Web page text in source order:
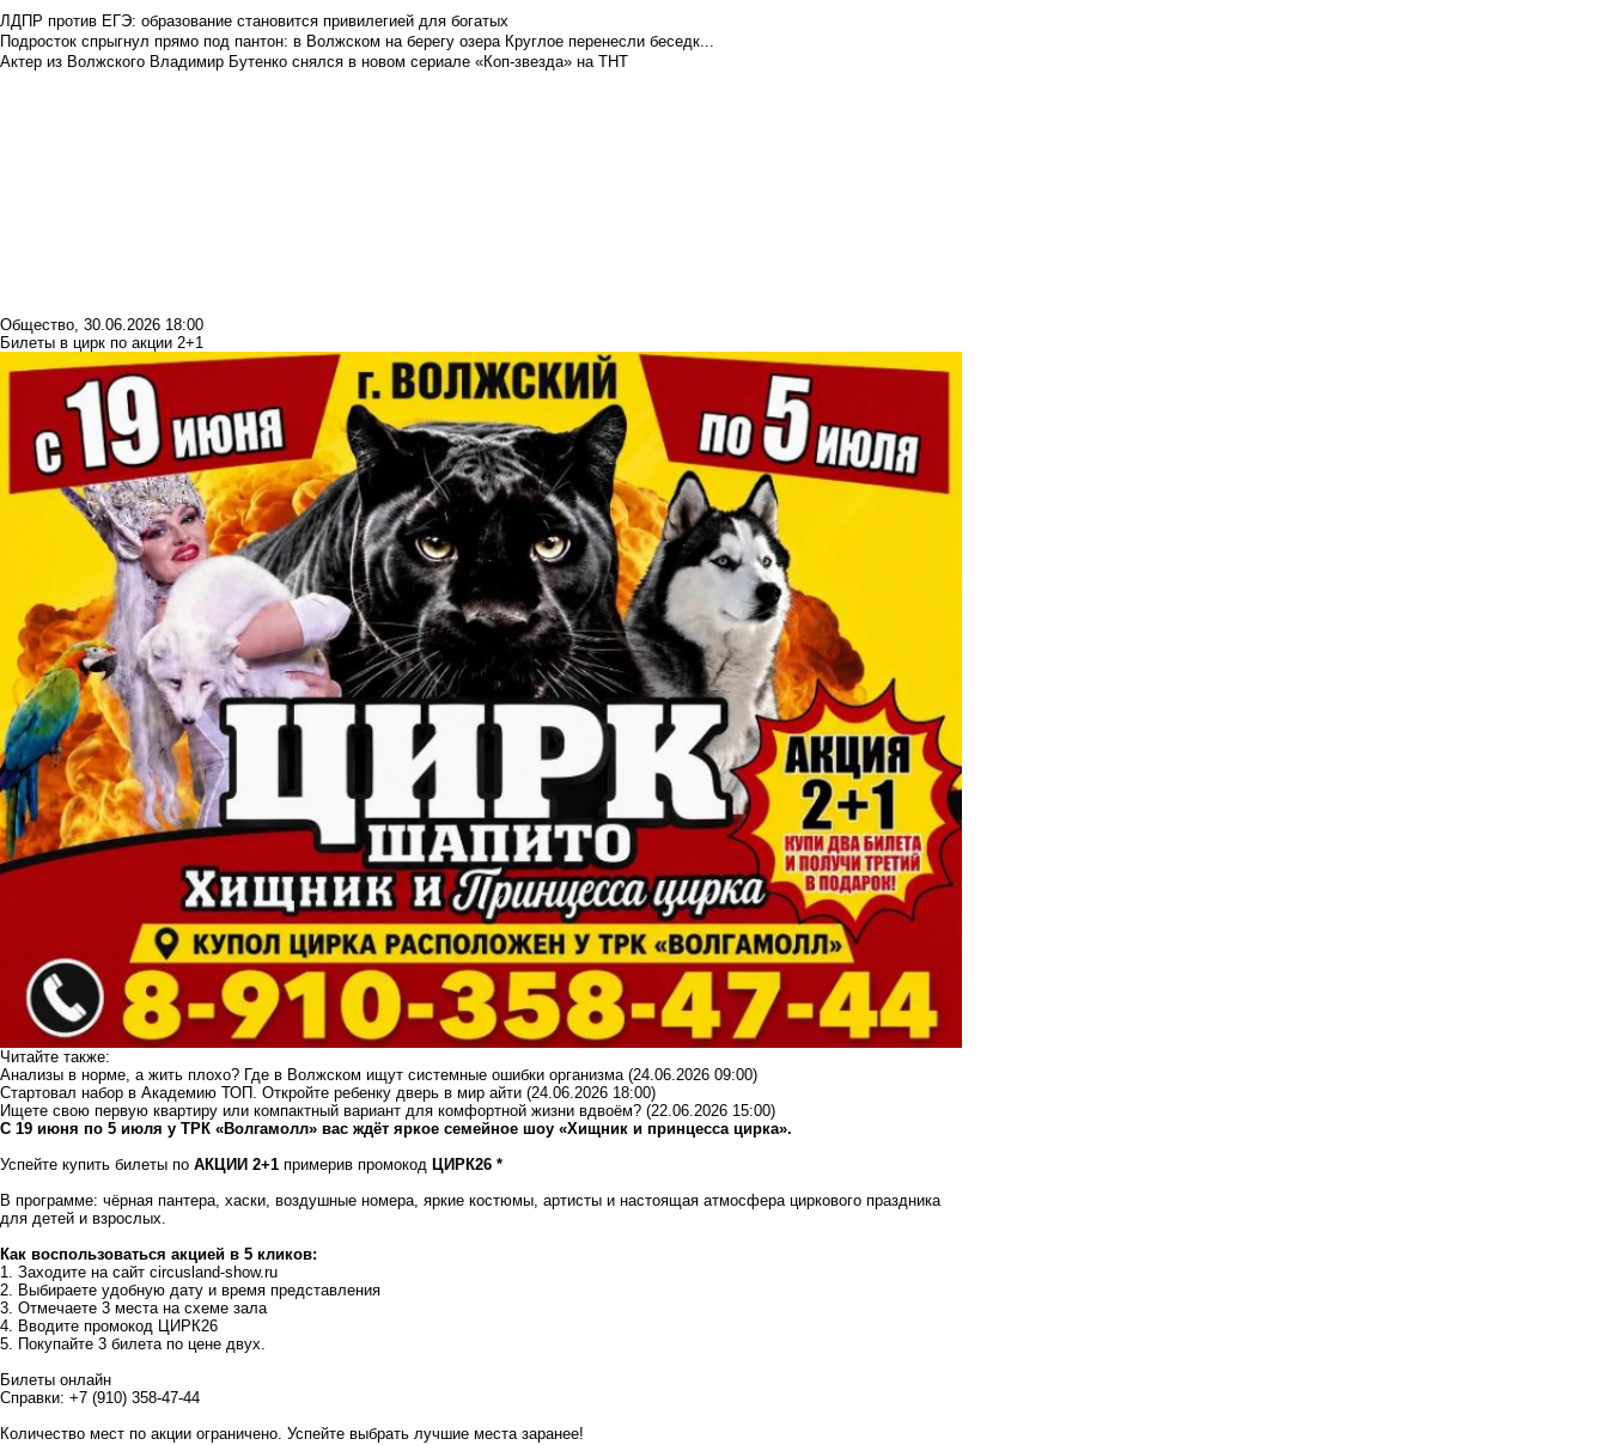
ЛДПР против ЕГЭ: образование становится привилегией для богатых
Подросток спрыгнул прямо под пантон: в Волжском на берегу озера Круглое перенесли беседк...
Актер из Волжского Владимир Бутенко снялся в новом сериале «Коп-звезда» на ТНТ
Общество, 30.06.2026 18:00
Билеты в цирк по акции 2+1
Читайте также:
Анализы в норме, а жить плохо? Где в Волжском ищут системные ошибки организма (24.06.2026 09:00)
Стартовал набор в Академию ТОП. Откройте ребенку дверь в мир айти (24.06.2026 18:00)
Ищете свою первую квартиру или компактный вариант для комфортной жизни вдвоём? (22.06.2026 15:00)
С 19 июня по 5 июля у ТРК «Волгамолл» вас ждёт яркое семейное шоу «Хищник и принцесса цирка».
Успейте купить билеты по АКЦИИ 2+1 примерив промокод ЦИРК26 *
В программе: чёрная пантера, хаски, воздушные номера, яркие костюмы, артисты и настоящая атмосфера циркового праздника
для детей и взрослых.
Как воспользоваться акцией в 5 кликов:
1. Заходите на сайт circusland-show.ru
2. Выбираете удобную дату и время представления
3. Отмечаете 3 места на схеме зала
4. Вводите промокод ЦИРК26
5. Покупайте 3 билета по цене двух.
Билеты онлайн
Справки: +7 (910) 358-47-44
Количество мест по акции ограничено. Успейте выбрать лучшие места заранее!